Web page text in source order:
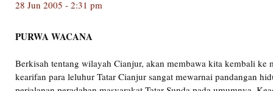
28 Jun 2005 - 2:31 pm
PURWA WACANA
Berkisah tentang wilayah Cianjur, akan membawa kita kembali ke
kearifan para leluhur Tatar Cianjur sangat mewarnai pandangan